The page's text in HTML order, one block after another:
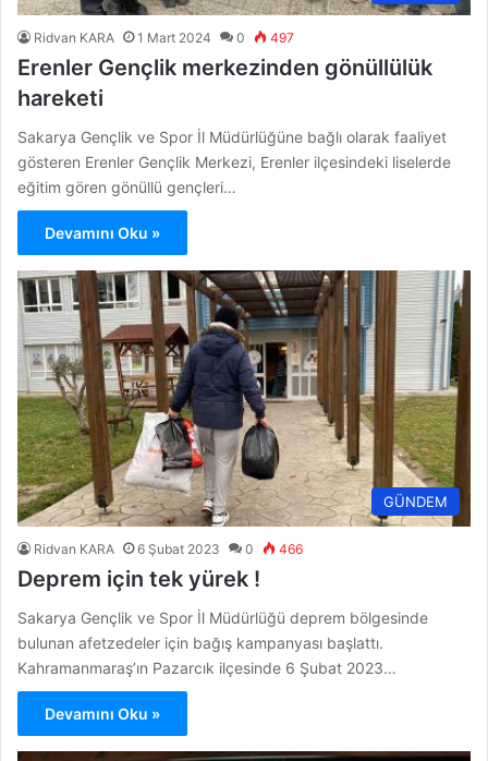
Ridvan KARA 1 Mart 2024 0 497
Erenler Gençlik merkezinden gönüllülük
hareketi
Sakarya Gençlik ve Spor İl Müdürlüğüne bağlı olarak faaliyet
gösteren Erenler Gençlik Merkezi, Erenler ilçesindeki liselerde
eğitim gören gönüllü gençleri…
Devamını Oku »
GÜNDEM
Ridvan KARA 6 Şubat 2023 0 466
Deprem için tek yürek !
Sakarya Gençlik ve Spor İl Müdürlüğü deprem bölgesinde
bulunan afetzedeler için bağış kampanyası başlattı.
Kahramanmaraş’ın Pazarcık ilçesinde 6 Şubat 2023…
Devamını Oku »